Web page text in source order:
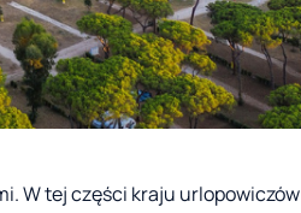
W tej części kraju urlopowiczów